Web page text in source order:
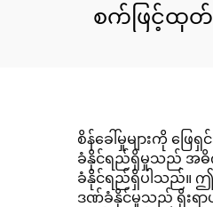
စက်ဖြင့်ထုတ်
သောဒေသရှိ
စခန်းမျ
စိန်ခေါ်မှုများကို ဖြ
ခံနိုင်ရည်ရှိမှုသည် အဓိက
ခံနိုင်ရည်ရှိပါသည်။
ဒဏ်ခံနိုင်မှုသည် ရိုးရာပ